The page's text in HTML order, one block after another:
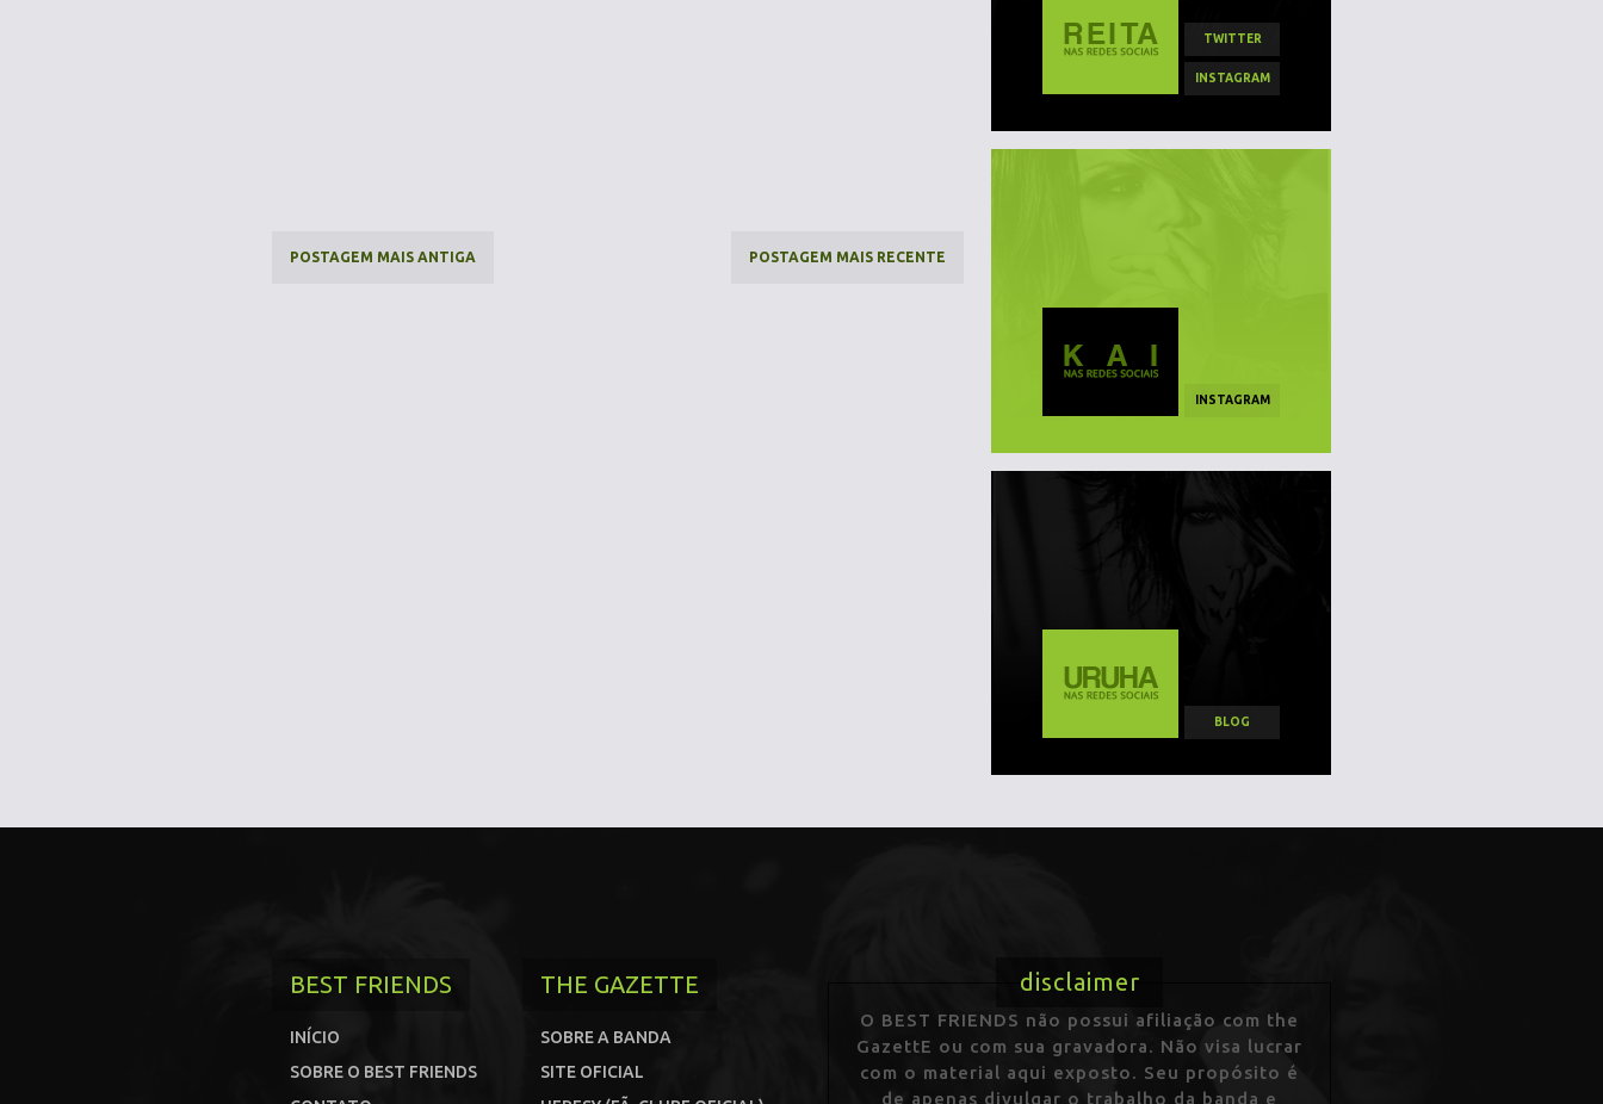
POSTAGEM MAIS RECENTE
POSTAGEM MAIS ANTIGA
TWITTER
INSTAGRAM
INSTAGRAM
BLOG
BEST FRIENDS
INÍCIO
SOBRE O BEST FRIENDS
THE GAZETTE
SOBRE A BANDA
SITE OFICIAL
disclaimer
O BEST FRIENDS não possui afiliação com the
GazettE ou com sua gravadora. Não visa lucrar
com o material aqui exposto. Seu propósito é
de apenas divulgar o trabalho da banda e